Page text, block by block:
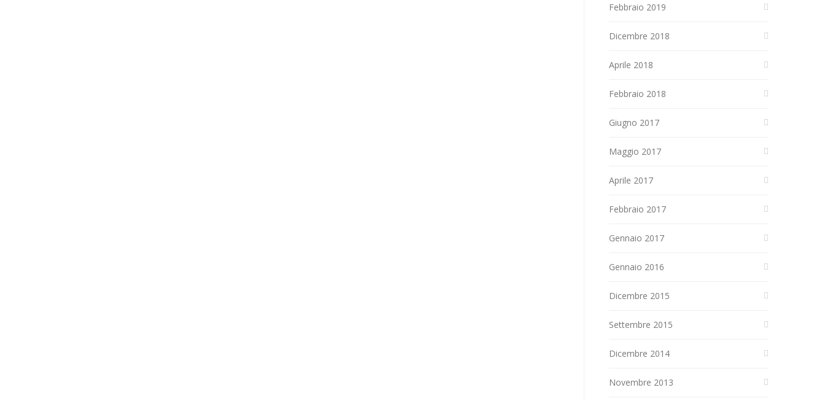
Febbraio 2019
Dicembre 2018
Aprile 2018
Febbraio 2018
Giugno 2017
Maggio 2017
Aprile 2017
Febbraio 2017
Gennaio 2017
Gennaio 2016
Dicembre 2015
Settembre 2015
Dicembre 2014
Novembre 2013